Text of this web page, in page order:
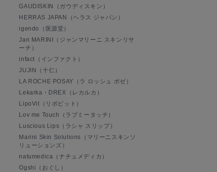
GAUDISKIN（ガウディスキン）
HERRAS JAPAN（ヘラス ジャパン）
igendo（医源堂）
Jan MARINI（ジャンマリーニ スキンリサ
ーチ）
infact（インファクト）
JUJIN（十仁）
LA ROCHE POSAY（ラ ロッシュ ポゼ）
Lekarka・DREX（レカルカ）
LipoVit（リポビット）
Lov me Touch（ラブミータッチ）
Luscious Lips（ラシャ スリップ）
Marini Skin Solutions（マリーニスキンソ
リューションズ）
natumedica（ナチュメディカ）
Ogshi（おぐし）